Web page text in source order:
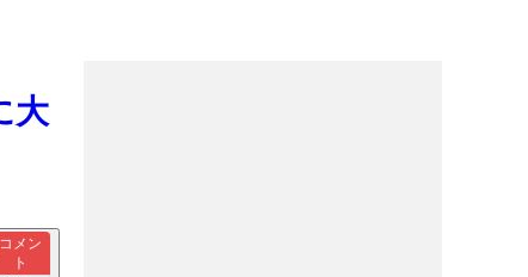
大
コメン
ト